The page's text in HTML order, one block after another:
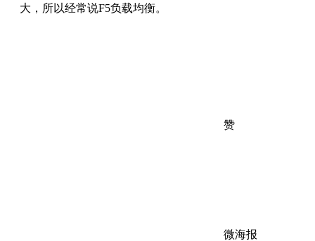
大，所以经常说F5负载均衡。
赞
微海报